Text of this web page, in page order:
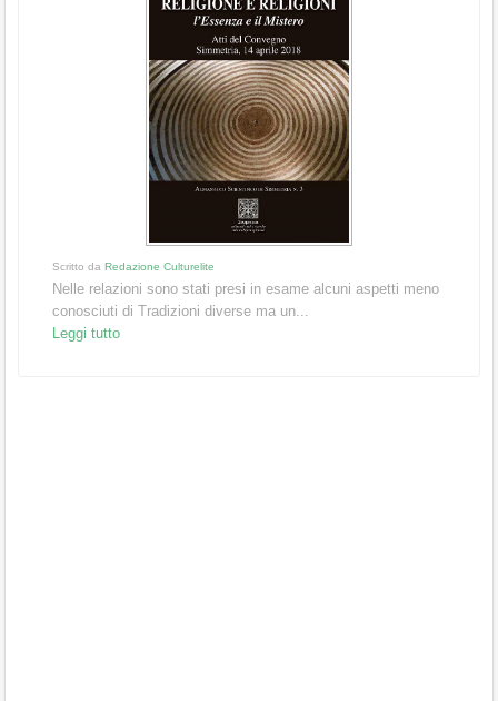
Scritto da Redazione Culturelite
Nelle relazioni sono stati presi in esame alcuni aspetti meno
conosciuti di Tradizioni diverse ma un...
Leggi tutto